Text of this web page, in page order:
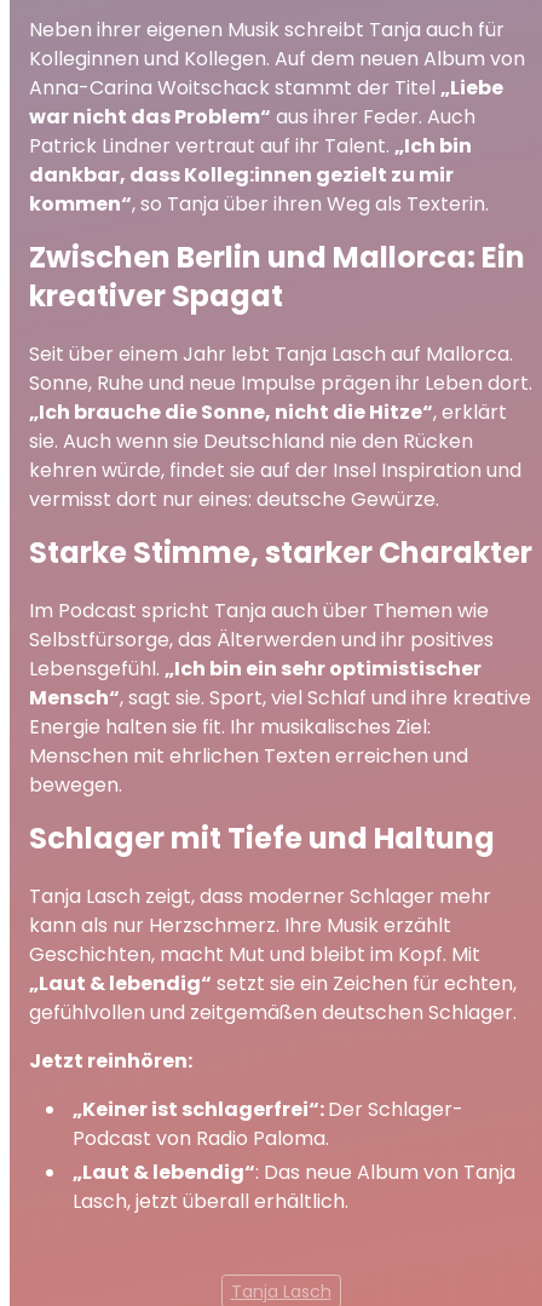
Neben ihrer eigenen Musik schreibt Tanja auch für
Kolleginnen und Kollegen. Auf dem neuen Album von
Anna-Carina Woitschack stammt der Titel „Liebe
war nicht das Problem“ aus ihrer Feder. Auch
Patrick Lindner vertraut auf ihr Talent. „Ich bin
dankbar, dass Kolleg:innen gezielt zu mir
kommen“, so Tanja über ihren Weg als Texterin.
Zwischen Berlin und Mallorca: Ein
kreativer Spagat
Seit über einem Jahr lebt Tanja Lasch auf Mallorca.
Sonne, Ruhe und neue Impulse prägen ihr Leben dort.
„Ich brauche die Sonne, nicht die Hitze“, erklärt
sie. Auch wenn sie Deutschland nie den Rücken
kehren würde, findet sie auf der Insel Inspiration und
vermisst dort nur eines: deutsche Gewürze.
Starke Stimme, starker Charakter
Im Podcast spricht Tanja auch über Themen wie
Selbstfürsorge, das Älterwerden und ihr positives
Lebensgefühl. „Ich bin ein sehr optimistischer
Mensch“, sagt sie. Sport, viel Schlaf und ihre kreative
Energie halten sie fit. Ihr musikalisches Ziel:
Menschen mit ehrlichen Texten erreichen und
bewegen.
Schlager mit Tiefe und Haltung
Tanja Lasch zeigt, dass moderner Schlager mehr
kann als nur Herzschmerz. Ihre Musik erzählt
Geschichten, macht Mut und bleibt im Kopf. Mit
„Laut & lebendig“ setzt sie ein Zeichen für echten,
gefühlvollen und zeitgemäßen deutschen Schlager.
Jetzt reinhören:
„Keiner ist schlagerfrei“:Der Schlager-
Podcast von Radio Paloma.
„Laut & lebendig“: Das neue Album von Tanja
Lasch, jetzt überall erhältlich.
Tanja Lasch